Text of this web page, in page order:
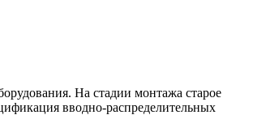
На стадии монтажа старое
вводно-распределительных